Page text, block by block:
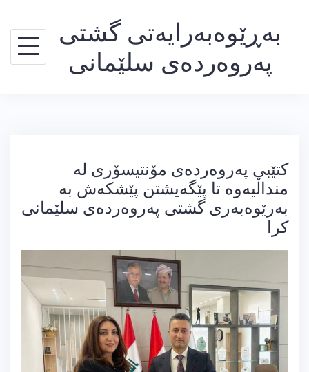
بەڕێوەبەرایەتی گشتی
پەروەردەی سلێمانی
کتێبی پەروەردەی مۆنتیسۆری لە
منداڵیەوە تا پێگەیشتن پێشکەش بە
بەرێوەبەری گشتی پەروەردەی سلێمانی
کرا